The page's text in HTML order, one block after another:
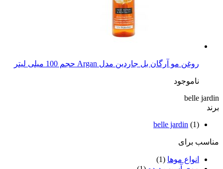
روغن مو آرگان بل جاردین مدل Argan حجم 100 میلی لیتر
ناموجود
belle jardin
برند
belle jardin (1)
مناسب برای
انواع موها (1)